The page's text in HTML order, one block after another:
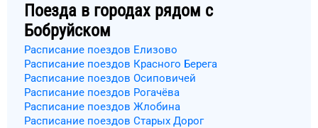
Поезда в городах рядом с
Бобруйском
Расписание поездов Елизово
Расписание поездов Красного Берега
Расписание поездов Осиповичей
Расписание поездов Рогачёва
Расписание поездов Жлобина
Расписание поездов Старых Дорог